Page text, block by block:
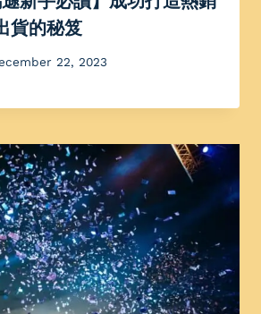
貨的秘笈
22, 2023